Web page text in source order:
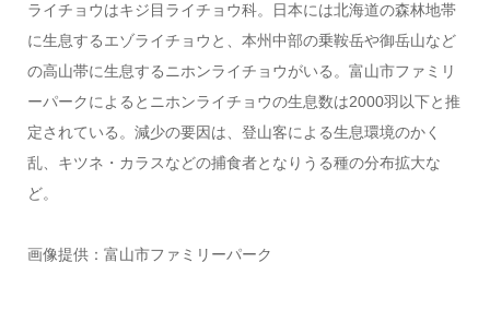
ライチョウはキジ目ライチョウ科。日本には北海道の森林地帯
に生息するエゾライチョウと、本州中部の乗鞍岳や御岳山など
の高山帯に生息するニホンライチョウがいる。富山市ファミリ
ーパークによるとニホンライチョウの生息数は2000羽以下と推
定されている。減少の要因は、登山客による生息環境のかく
乱、キツネ・カラスなどの捕食者となりうる種の分布拡大な
ど。
画像提供：富山市ファミリーパーク